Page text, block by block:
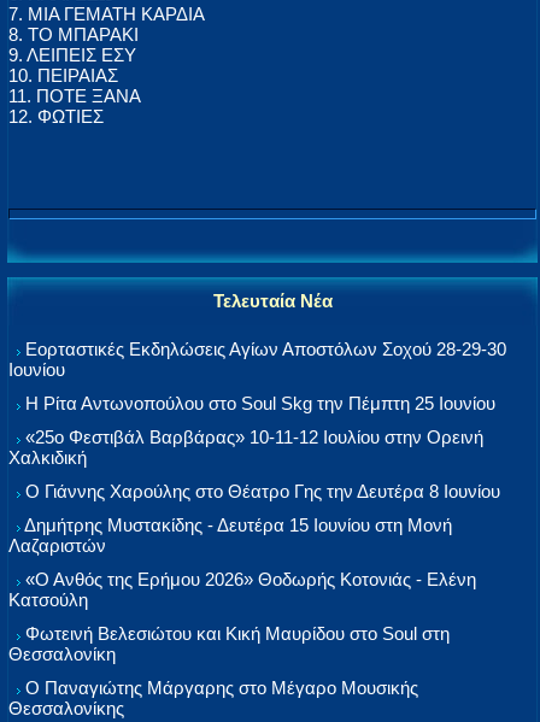
7. ΜΙΑ ΓΕΜΑΤΗ ΚΑΡΔΙΑ
8. ΤΟ ΜΠΑΡΑΚΙ
9. ΛΕΙΠΕΙΣ ΕΣΥ
10. ΠΕΙΡΑΙΑΣ
11. ΠΟΤΕ ΞΑΝΑ
12. ΦΩΤΙΕΣ
Τελευταία Νέα
Εορταστικές Εκδηλώσεις Αγίων Αποστόλων Σοχού 28-29-30
Ιουνίου
Η Ρίτα Αντωνοπούλου στο Soul Skg την Πέμπτη 25 Ιουνίου
«25ο Φεστιβάλ Βαρβάρας» 10-11-12 Ιουλίου στην Ορεινή
Χαλκιδική
Ο Γιάννης Χαρούλης στο Θέατρο Γης την Δευτέρα 8 Ιουνίου
Δημήτρης Μυστακίδης - Δευτέρα 15 Ιουνίου στη Μονή
Λαζαριστών
«Ο Ανθός της Ερήμου 2026» Θοδωρής Κοτονιάς - Ελένη
Κατσούλη
Φωτεινή Βελεσιώτου και Κική Μαυρίδου στο Soul στη
Θεσσαλονίκη
Ο Παναγιώτης Μάργαρης στο Μέγαρο Μουσικής
Θεσσαλονίκης